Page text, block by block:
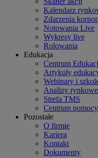
Kalendarz
Zdarzenia
Notowania Live
Wykresy live
Rolowania
Edukacja
Centrum
Artykuły
Webinary i
Analizy rynkowe
Strefa TMS
Centrum pomocy
Pozostałe
O firmie
Kariera
Kontakt
Dokumenty